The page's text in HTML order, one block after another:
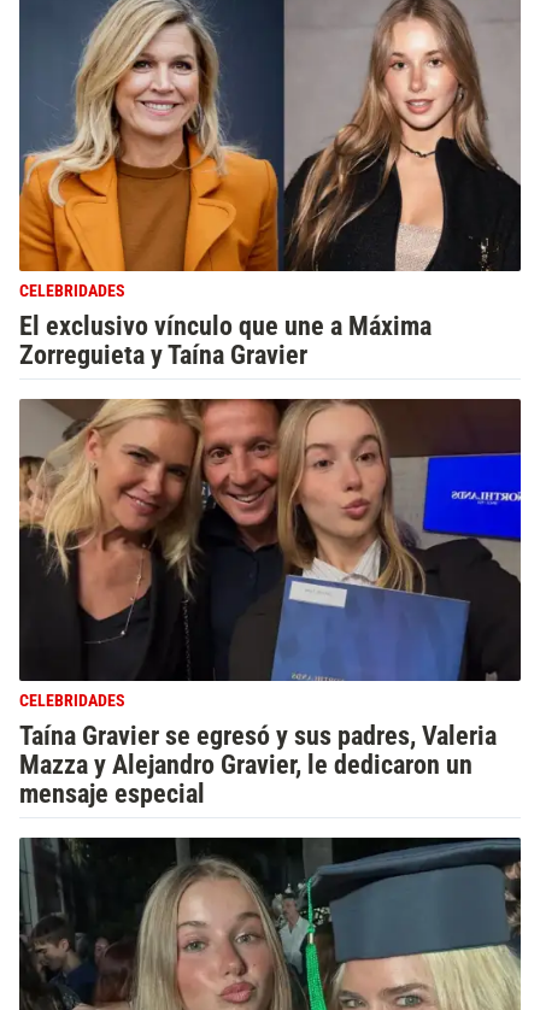
CELEBRIDADES
El exclusivo vínculo que une a Máxima
Zorreguieta y Taína Gravier
CELEBRIDADES
Taína Gravier se egresó y sus padres, Valeria
Mazza y Alejandro Gravier, le dedicaron un
mensaje especial